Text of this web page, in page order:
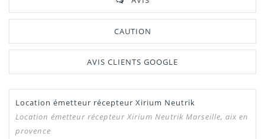
CAUTION
AVIS CLIENTS GOOGLE
Location émetteur récepteur Xirium Neutrik
Location émetteur récepteur Xirium Neutrik Marseille, aix en
provence